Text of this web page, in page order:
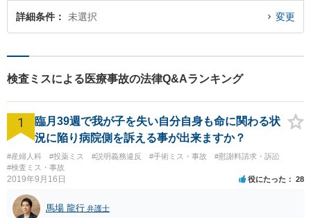
詳細条件 未選択 変更
検査ミスによる医療事故の法律Q&Aランキング
1
臨月39週で我が子を失い自分自身も命に関わる状
況に陥り病院側を訴える事が出来ますか？
#産婦人科 #投薬ミス #説明義務違反 #手術ミス・事故
#慰謝料請求・訴訟
#検査ミス・事故
2019年9月16日 役にたった 28
馬場 龍行 弁護士